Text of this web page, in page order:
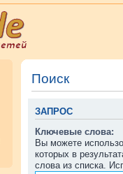
Поиск
ЗАПРОС
Ключевые слова:
Вы можете
которых в
слова из списка.